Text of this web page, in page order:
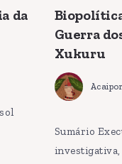
da
Guerra
Xukuru
Sumário
investigativa,